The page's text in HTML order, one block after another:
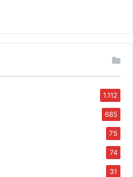
1.112
685
75
74
31